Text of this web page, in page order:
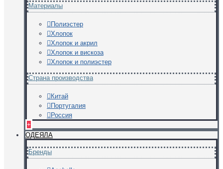
Материалы
Полиэстер
Хлопок
Хлопок и акрил
Хлопок и вискоза
Хлопок и полиэстер
Страна производства
Китай
Португалия
Россия
+
ОДЕЯЛА
Бренды